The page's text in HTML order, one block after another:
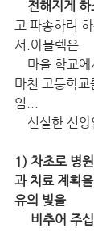
전해지게
고 파송하려
서.아믈렉은
마친 고등학
임...
신실한
1) 차초로 병
과 치료 계획
유의 빛을
비추어